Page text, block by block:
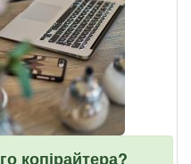
копірайтера?